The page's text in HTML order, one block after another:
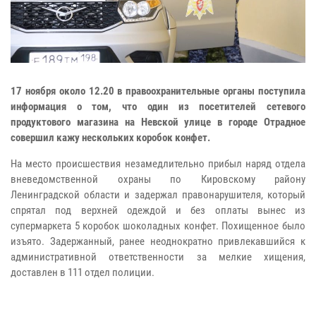
17 ноября около 12.20 в правоохранительные органы поступила
информация о том, что один из посетителей сетевого
продуктового магазина на Невской улице в городе Отрадное
совершил кажу нескольких коробок конфет.
На место происшествия незамедлительно прибыл наряд отдела
вневедомственной охраны по Кировскому району
Ленинградской области и задержал правонарушителя, который
спрятал под верхней одеждой и без оплаты вынес из
супермаркета 5 коробок шоколадных конфет. Похищенное было
изъято. Задержанный, ранее неоднократно привлекавшийся к
административной ответственности за мелкие хищения,
доставлен в 111 отдел полиции.